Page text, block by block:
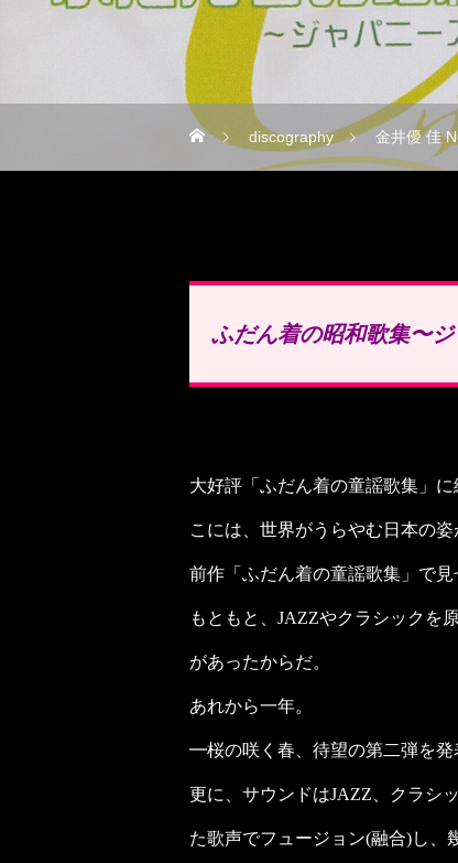
discography 金井優 佳
ふだん着の昭和歌集〜
大好評「ふだん着の童謡歌集」
こには、世界がうらやむ日本の姿
前作「ふだん着の童謡歌集」で
もともと、JAZZやクラシックを
があったからだ。
あれから一年。
━桜の咲く春、待望の第二弾を発
更に、サウンドはJAZZ、クラシ
た歌声でフュージョン(融合)し、